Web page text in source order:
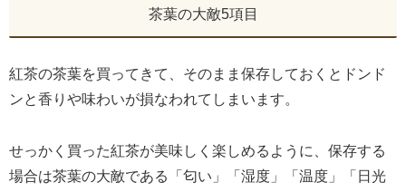
茶葉の大敵5項目
紅茶の茶葉を買ってきて、そのまま保存しておくとドンド
ンと香りや味わいが損なわれてしまいます。
せっかく買った紅茶が美味しく楽しめるように、保存する
場合は茶葉の大敵である「匂い」「湿度」「温度」「日光